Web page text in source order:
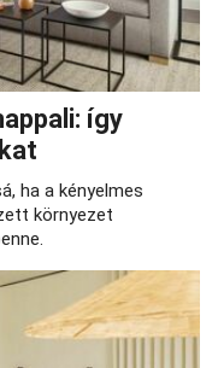
így
ha a kényelmes
környezet